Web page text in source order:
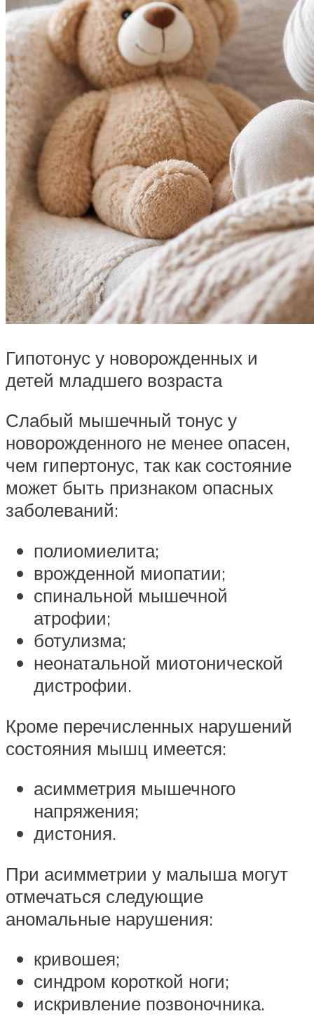
Гипотонус у новорожденных и
детей младшего возраста
Слабый мышечный тонус у
новорожденного не менее опасен,
чем гипертонус, так как состояние
может быть признаком опасных
заболеваний:
полиомиелита;
врожденной миопатии;
спинальной мышечной
атрофии;
ботулизма;
неонатальной миотонической
дистрофии.
Кроме перечисленных нарушений
состояния мышц имеется:
асимметрия мышечного
напряжения;
дистония.
При асимметрии у малыша могут
отмечаться следующие
аномальные нарушения:
кривошея;
синдром короткой ноги;
искривление позвоночника.